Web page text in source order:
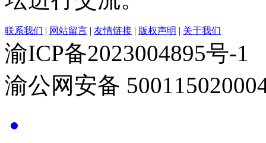
联系我们 | 网站留言 | 友情链接 | 版权声明 | 关于我们
渝ICP备2023004895号-1
渝公网安备